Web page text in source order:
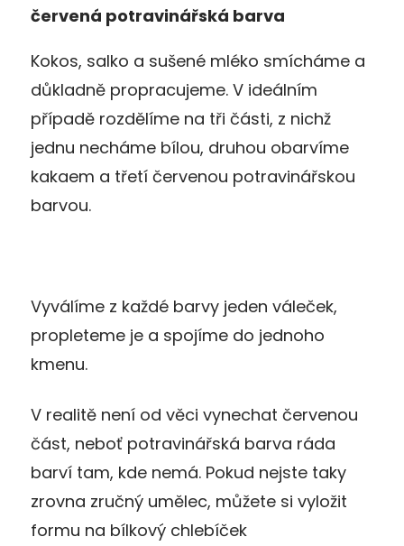
červená potravinářská barva
Kokos, salko a sušené mléko smícháme a
důkladně propracujeme. V ideálním
případě rozdělíme na tři části, z nichž
jednu necháme bílou, druhou obarvíme
kakaem a třetí červenou potravinářskou
barvou.
Vyválíme z každé barvy jeden váleček,
propleteme je a spojíme do jednoho
kmenu.
V realitě není od věci vynechat červenou
část, neboť potravinářská barva ráda
barví tam, kde nemá. Pokud nejste taky
zrovna zručný umělec, můžete si vyložit
formu na bílkový chlebíček